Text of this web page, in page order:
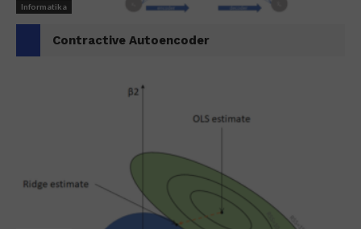
Informatika
Contractive Autoencoder